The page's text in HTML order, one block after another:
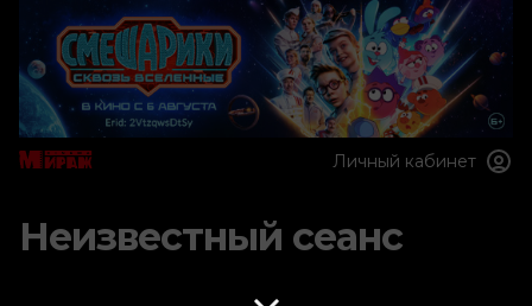
Личный кабинет
Неизвестный сеанс